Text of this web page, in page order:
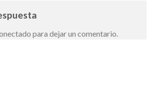
para dejar un comentario.